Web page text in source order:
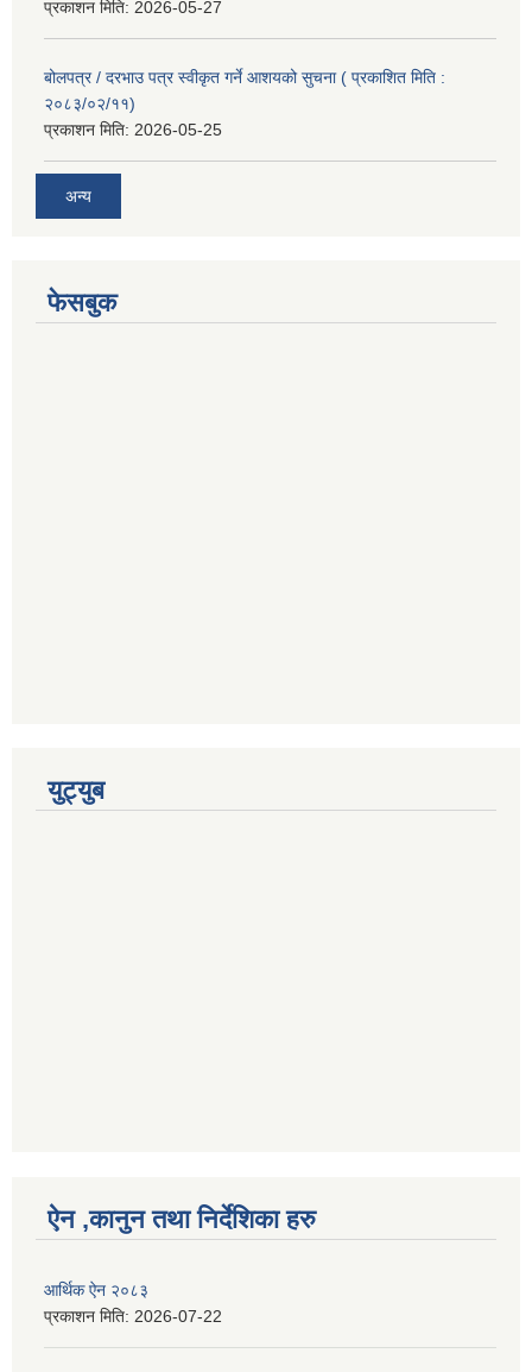
प्रकाशन मिति: 2026-05-27
बोलपत्र / दरभाउ पत्र स्वीकृत गर्ने आशयको सुचना ( प्रकाशित मिति :
२०८३/०२/११)
प्रकाशन मिति: 2026-05-25
अन्य
फेसबुक
युट्युब
ऐन ,कानुन तथा निर्देशिका हरु
आर्थिक ऐन २०८३
प्रकाशन मिति: 2026-07-22